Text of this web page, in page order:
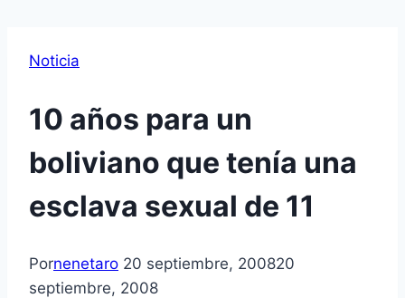
Noticia
10 años para un
boliviano que tení­a una
esclava sexual de 11
Pornenetaro 20 septiembre, 200820
septiembre, 2008